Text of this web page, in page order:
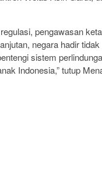
pengawasan
negara hadir
sistem
Indonesia,” tutup